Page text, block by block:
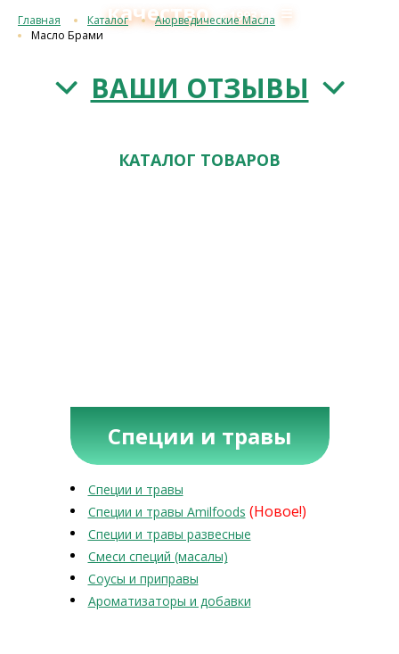
качествос 1993 г.≡
Главная Каталог
Аюрведические Масла
Масло Брами
ВАШИ ОТЗЫВЫ
КАТАЛОГ ТОВАРОВ
Специи и травы
Специи и травы
Специи и травы Amilfoods (Новое!)
Специи и травы развесные
Смеси специй (масалы)
Соусы и приправы
Ароматизаторы и добавки